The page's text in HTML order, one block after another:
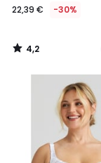
22,39 € -30%
4,2
/